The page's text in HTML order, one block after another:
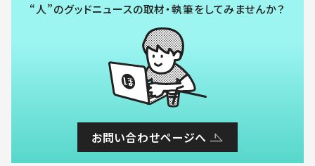
“人”のグッドニュースの取材・執筆をしてみませんか？
お問い合わせページへ